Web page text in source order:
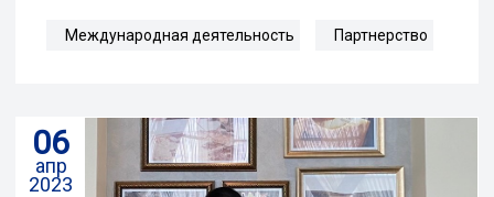
Международная деятельность Партнерство
06
апр
2023